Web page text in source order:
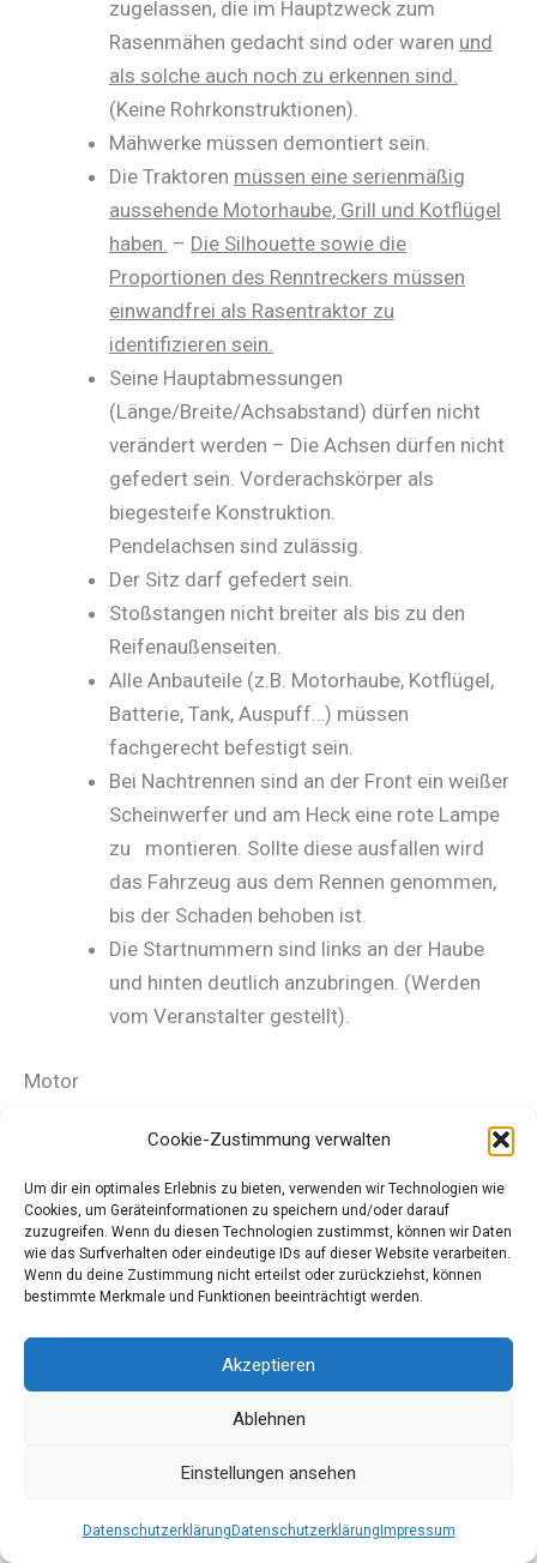
Cookie-Zustimmung verwalten
Um dir ein optimales Erlebnis zu bieten, verwenden wir Technologien wie
Cookies, um Geräteinformationen zu speichern und/oder darauf
zuzugreifen. Wenn du diesen Technologien zustimmst, können wir Daten
wie das Surfverhalten oder eindeutige IDs auf dieser Website verarbeiten.
Wenn du deine Zustimmung nicht erteilst oder zurückziehst, können
bestimmte Merkmale und Funktionen beeinträchtigt werden.
Akzeptieren
Ablehnen
Einstellungen ansehen
Datenschutzerklärung Datenschutzerklärung Impressum
zugelassen, die im Hauptzweck zum
Rasenmähen gedacht sind oder waren und
als solche auch noch zu erkennen sind.
(Keine Rohrkonstruktionen).
Mähwerke müssen demontiert sein.
Die Traktoren müssen eine serienmäßig
aussehende Motorhaube, Grill und Kotflügel
haben. – Die Silhouette sowie die
Proportionen des Renntreckers müssen
einwandfrei als Rasentraktor zu
identifizieren sein.
Seine Hauptabmessungen
(Länge/Breite/Achsabstand) dürfen nicht
verändert werden – Die Achsen dürfen nicht
gefedert sein. Vorderachskörper als
biegesteife Konstruktion.
Pendelachsen sind zulässig.
Der Sitz darf gefedert sein.
Stoßstangen nicht breiter als bis zu den
Reifenaußenseiten.
Alle Anbauteile (z.B. Motorhaube, Kotflügel,
Batterie, Tank, Auspuff…) müssen
fachgerecht befestigt sein.
Bei Nachtrennen sind an der Front ein weißer
Scheinwerfer und am Heck eine rote Lampe
zu montieren. Sollte diese ausfallen wird
das Fahrzeug aus dem Rennen genommen,
bis der Schaden behoben ist.
Die Startnummern sind links an der Haube
und hinten deutlich anzubringen. (Werden
vom Veranstalter gestellt).
Motor
Motor-Notausschalter beim unfreiwilligen
Verlassen des Fahrzeugs (Sitzschalter oder
Reißleine).
Es darf nur handelsüblicher, an einer
öffentlichen Tankstelle zu erwerbender
Antrieb/Getriebe und Bremse
Der Antrieb muss mindestens durch einen
realisiert sein.